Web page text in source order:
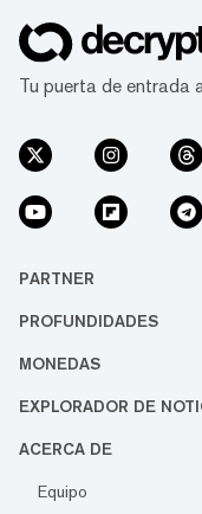
Tu puerta de entrada
PARTNER
PROFUNDIDADES
MONEDAS
EXPLORADOR DE
ACERCA DE
Equipo